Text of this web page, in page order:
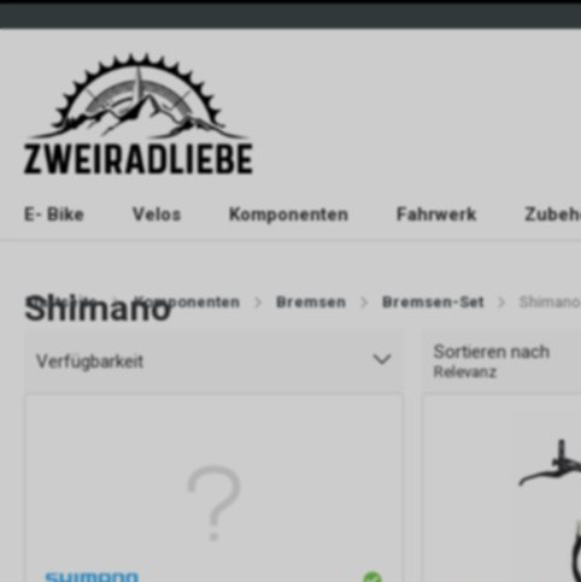
E- Bike Velos Komponenten Fahrwerk
Startseite Komponenten Bremsen Bremsen-Set Shimano
Shimano
Verfügbarkeit Sortieren nach
Relevanz